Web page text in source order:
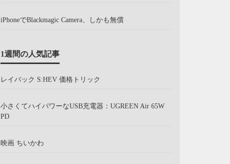
iPhoneでBlackmagic Camera、しかも無償
1週間の人気記事
レイバック S:HEV 価格トリック
小さくてハイパワーなUSB充電器：UGREEN Air 65W
PD
映画 ちいかわ